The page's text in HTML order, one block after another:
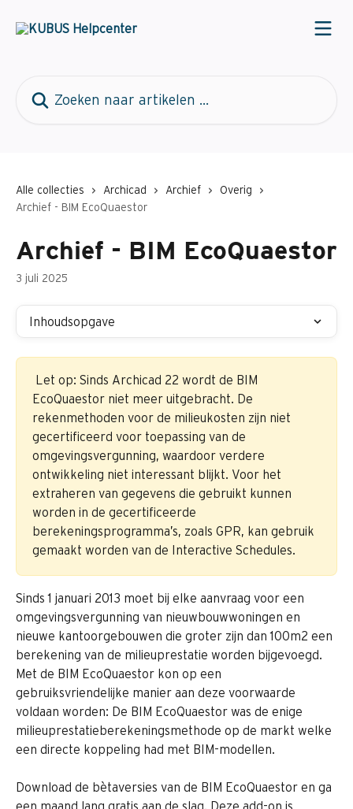
Alle collecties Archicad Archief
Overig
Archief - BIM EcoQuaestor
Archief - BIM EcoQuaestor
3 juli 2025
Inhoudsopgave
Let op: Sinds Archicad 22 wordt de BIM
EcoQuaestor niet meer uitgebracht. De
rekenmethoden voor de milieukosten zijn niet
gecertificeerd voor toepassing van de
omgevingsvergunning, waardoor verdere
ontwikkeling niet interessant blijkt. Voor het
extraheren van gegevens die gebruikt kunnen
worden in de gecertificeerde
berekeningsprogramma’s, zoals GPR, kan gebruik
gemaakt worden van de Interactive Schedules.
Sinds 1 januari 2013 moet bij elke aanvraag voor een
omgevingsvergunning van nieuwbouwwoningen en
nieuwe kantoorgebouwen die groter zijn dan 100m2 een
berekening van de milieuprestatie worden bijgevoegd.
Met de BIM EcoQuaestor kon op een
gebruiksvriendelijke manier aan deze voorwaarde
voldaan worden: De BIM EcoQuaestor was de enige
milieuprestatieberekeningsmethode op de markt welke
een directe koppeling had met BIM-modellen.
Download de bètaversies van de BIM EcoQuaestor en ga
een maand lang gratis aan de slag. Deze add-on is